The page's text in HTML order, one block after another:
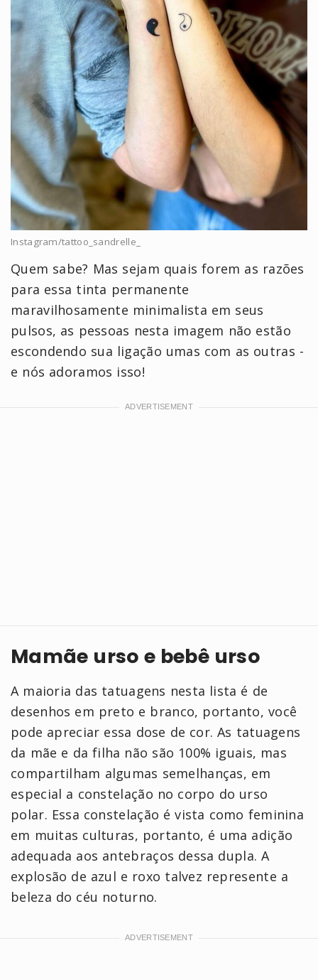
Instagram/tattoo_sandrelle_
Quem sabe? Mas sejam quais forem as razões
para essa tinta permanente
maravilhosamente minimalista em seus
pulsos, as pessoas nesta imagem não estão
escondendo sua ligação umas com as outras -
e nós adoramos isso!
Mamãe urso e bebê urso
A maioria das tatuagens nesta lista é de
desenhos em preto e branco, portanto, você
pode apreciar essa dose de cor. As tatuagens
da mãe e da filha não são 100% iguais, mas
compartilham algumas semelhanças, em
especial a constelação no corpo do urso
polar. Essa constelação é vista como feminina
em muitas culturas, portanto, é uma adição
adequada aos antebraços dessa dupla. A
explosão de azul e roxo talvez represente a
beleza do céu noturno.